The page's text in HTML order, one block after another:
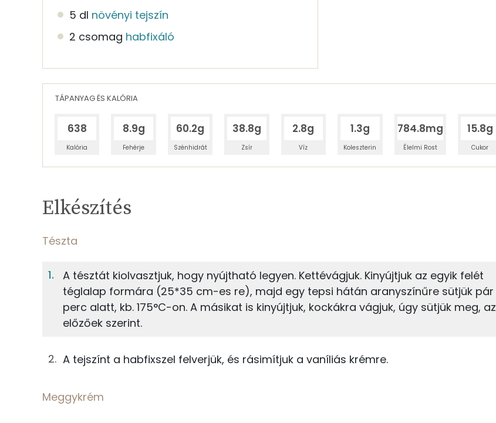
5 dl növényi tejszín
2 csomag habfixáló
TÁPANYAG ÉS KALÓRIA
638
Kalória
8.9g
Fehérje
60.2g
Szénhidrát
38.8g
Zsír
2.8g
Víz
1.3g
Koleszterin
784.8mg
Élelmi Rost
15.8g
Cukor
63g leveles tészta 232 kcal
Meggykrém
4g cukor
TÁPANYAGTARTALOM
Fehérje
Szénhidrát
Zsír
Víz
TOP ásványi anyagok
Kálcium
TOP vitaminok
E vitamin:
Elkészítés
Tészta
A tésztát kiolvasztjuk, hogy nyújtható legyen. Kettévágjuk. Kinyújtjuk az egyik felét
téglalap formára (25*35 cm-es re), majd egy tepsi hátán aranyszínűre sütjük pár
perc alatt, kb. 175°C-on. A másikat is kinyújtjuk, kockákra vágjuk, úgy sütjük meg, az
előzőek szerint.
A tejszínt a habfixszel felverjük, és rásimítjuk a vaníliás krémre.
Meggykrém